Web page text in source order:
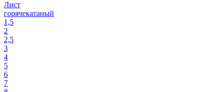
Лист
горячекатаный
1,5
2
2,5
3
4
5
6
7